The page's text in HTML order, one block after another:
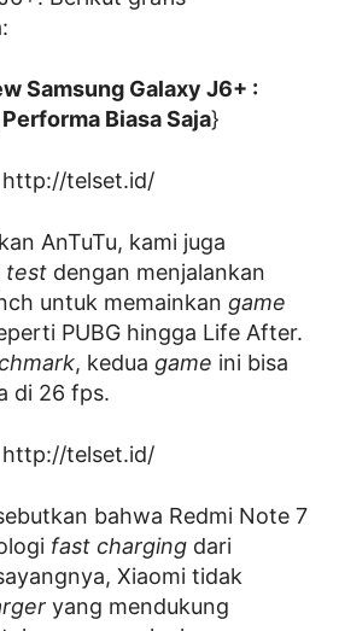
Samsung Galaxy J6+ :
Biasa Saja}
AnTuTu, kami juga
test dengan menjalankan
untuk memainkan game
PUBG hingga Life After.
, kedua game ini bisa
di 26 fps.
bahwa Redmi Note 7
fast charging dari
Xiaomi tidak
yang mendukung